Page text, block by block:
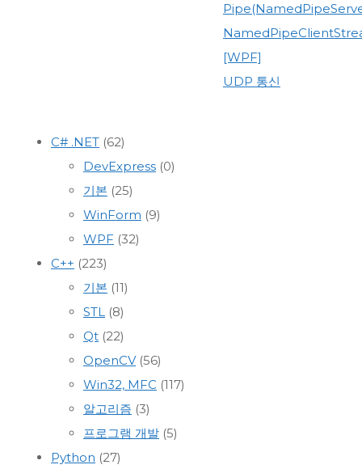
[WPF]
UDP 통신
C# .NET (62)
DevExpress (0)
기본 (25)
WinForm (9)
WPF (32)
C++ (223)
기본 (11)
STL (8)
Qt (22)
OpenCV(56)
Win32, MFC (117)
알고리즘 (3)
프로그램 개발 (5)
Python (27)